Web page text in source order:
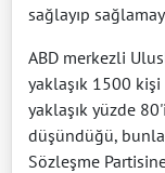
sağlayıp
ABD merkezli
yaklaşık 1500 kişi
yaklaşık yüzde
düşündüğü,
Sözleşme